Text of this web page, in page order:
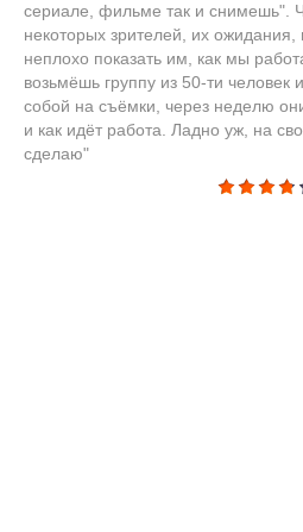
сериале, фильме так и снимешь".
некоторых зрителей, их ожидания,
неплохо показать им, как мы
возьмёшь группу из 50-ти человек
собой на съёмки, через неделю
и как идёт работа. Ладно уж, на
сделаю"